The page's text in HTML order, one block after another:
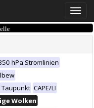
Toggle
hPa Stromlinien
Taupunkt CAPE/LI
Wolken